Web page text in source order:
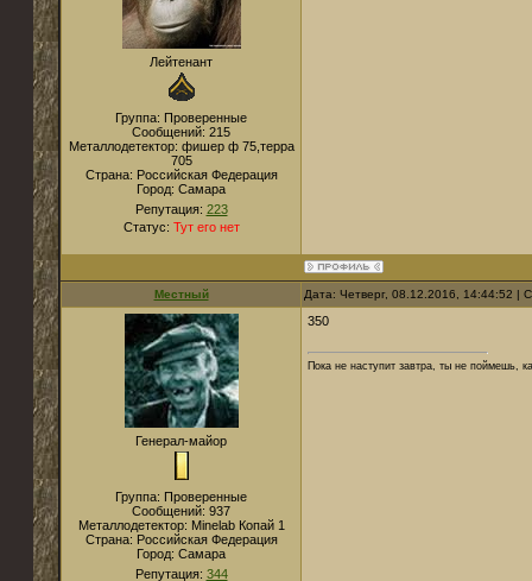
Лейтенант
Группа: Проверенные
Сообщений: 215
Металлодетектор: фишер ф 75,терра
705
Страна: Российская Федерация
Город: Самара
Репутация: 223
Статус: Тут его нет
Местный Дата: Четверг, 08.12.2016, 14:44:52 |
Генерал-майор
Группа: Проверенные
Сообщений: 937
Металлодетектор: Мinelab Копай 1
Страна: Российская Федерация
Город: Самара
Репутация: 344
350
Пока не наступит завтра, ты не поймешь,